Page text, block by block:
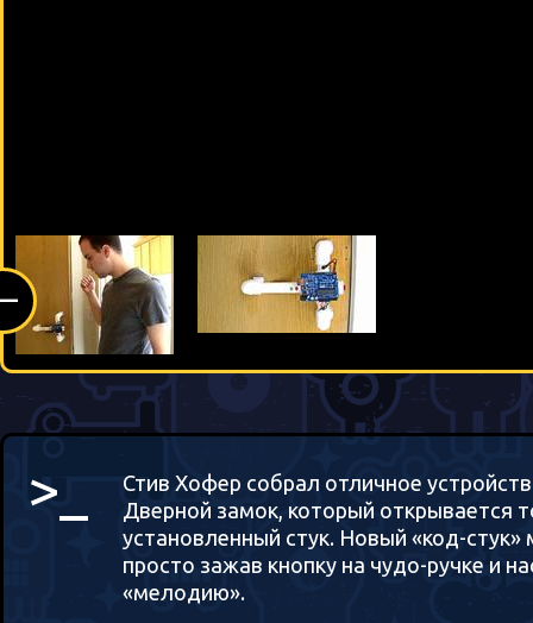
>_
Стив Хофер собрал отличное
Дверной замок, который открывается
установленный стук. Новый «код-
просто зажав кнопку на чудо-ручке и
«мелодию».